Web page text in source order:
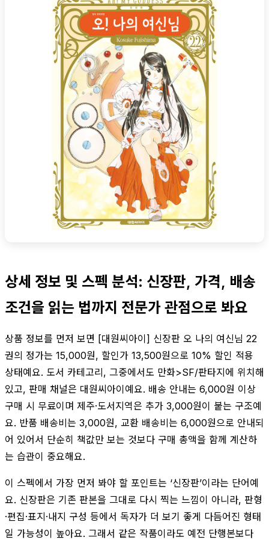
상세 정보 및 스펙 분석: 신장판, 가격, 배송
조건을 읽는 법까지 전문가 관점으로 봐요
상품 정보를 먼저 보면 [대원씨아이] 신장판 오 나의 여신님 22
권의 정가는 15,000원, 할인가 13,500원으로 10% 할인 적용
상태예요. 도서 카테고리, 그중에서도 만화>SF/판타지에 위치해
있고, 판매 채널은 대원씨아이예요. 배송 안내는 6,000원 이상
구매 시 무료이며 제주·도서지역은 추가 3,000원이 붙는 구조예
요. 반품 배송비는 3,000원, 교환 배송비는 6,000원으로 안내되
어 있어서 단순히 책값만 보는 것보다 구매 총액을 함께 계산하
는 습관이 중요해요.
이 스펙에서 가장 먼저 봐야 할 포인트는 ‘신장판’이라는 단어예
요. 신장판은 기존 판본을 그대로 다시 찍는 느낌이 아니라, 판형
·편집·표지·내지 구성 등에서 독자가 더 보기 좋게 다듬어진 형태
일 가능성이 높아요. 그래서 같은 작품이라도 예전 단행본보다